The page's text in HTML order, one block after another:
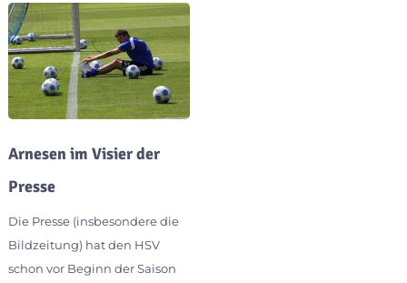
Arnesen im Visier der
Presse
Die Presse (insbesondere die
Bildzeitung) hat den HSV
schon vor Beginn der Saison